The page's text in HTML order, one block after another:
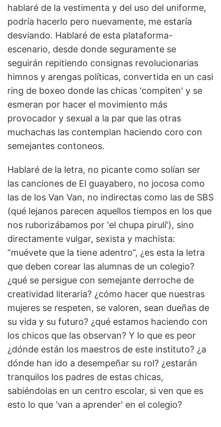
hablaré de la vestimenta y del uso del uniforme,
podría hacerlo pero nuevamente, me estaría
desviando. Hablaré de esta plataforma-
escenario, desde donde seguramente se
seguirán repitiendo consignas revolucionarias
himnos y arengas políticas, convertida en un casi
ring de boxeo donde las chicas 'compiten' y se
esmeran por hacer el movimiento más
provocador y sexual a la par que las otras
muchachas las contemplan haciendo coro con
semejantes contoneos.
Hablaré de la letra, no picante como solían ser
las canciones de El guayabero, no jocosa como
las de los Van Van, no indirectas como las de SBS
(qué lejanos parecen aquellos tiempos en los que
nos ruborizábamos por 'el chupa pirulí'), sino
directamente vulgar, sexista y machista:
“muévete que la tiene adentro”, ¿es esta la letra
que deben corear las alumnas de un colegio?
¿qué se persigue con semejante derroche de
creatividad literaria? ¿cómo hacer que nuestras
mujeres se respeten, se valoren, sean dueñas de
su vida y su futuro? ¿qué estamos haciendo con
los chicos que las observan? Y lo que es peor
¿dónde están los maestros de este instituto? ¿a
dónde han ido a desempeñar su rol? ¿estarán
tranquilos los padres de estas chicas,
sabiéndolas en un centro escolar, si ven que es
esto lo que 'van a aprender' en el colegio?